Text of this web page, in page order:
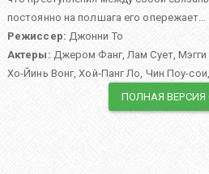
постоянно на полшага его опережает…
Режиссер: Джонни То
Актеры: Джером Фанг,Лам Сует,Мэгги
Хо-Йинь Вонг,Хой-Панг Ло, Чин Поу-сои,
ПОЛНАЯ ВЕРСИЯ